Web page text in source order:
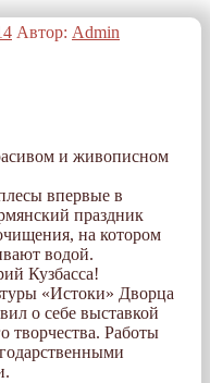
Автор: Admin
и живописном
впервые в
праздник
на котором
водой.
Кузбасса!
«Истоки» Дворца
о себе выставкой
творчества. Работы